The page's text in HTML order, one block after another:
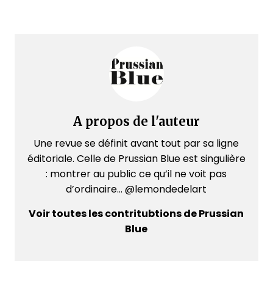
A propos de l'auteur
Une revue se définit avant tout par sa ligne
éditoriale. Celle de Prussian Blue est singulière
: montrer au public ce qu’il ne voit pas
d’ordinaire... @lemondedelart
Voir toutes les contritubtions de Prussian
Blue